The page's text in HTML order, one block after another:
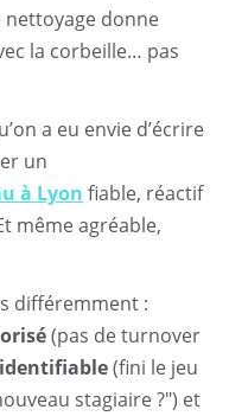
donne
la corbeille… pas
a eu envie d’écrire
un
à Lyon fiable, réactif
même agréable,
différemment :
(pas de turnover
(fini le jeu
stagiaire ?") et